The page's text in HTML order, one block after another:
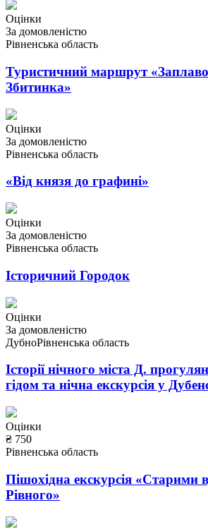
Оцінки
За домовленістю
Рівненська область
Туристичний маршрут
Збитинка»
Оцінки
За домовленістю
Рівненська область
«Від князя до графині»
Оцінки
За домовленістю
Рівненська область
Історичний Городок
Оцінки
За домовленістю
ДубноРівненська область
Історії нічного міста Д.
гідом та нічна екскурсія у
Оцінки
₴ 750
Рівненська область
Пішохідна екскурсія «Старими
Рівного»